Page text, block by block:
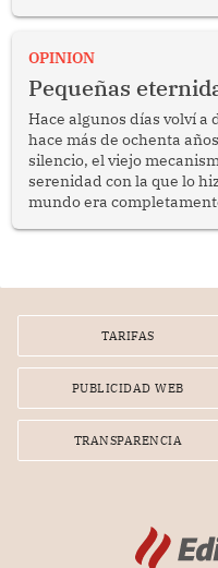
bimestrales el subsidio
reflexionar sobre la
públicas dirigidas a los
OPINION
Pequeñas
Hace algunos días volví
hace más de ochenta
silencio, el viejo
serenidad con la que lo
mundo era
TARIFAS
PUBLICIDAD WEB
TRANSPARENCIA